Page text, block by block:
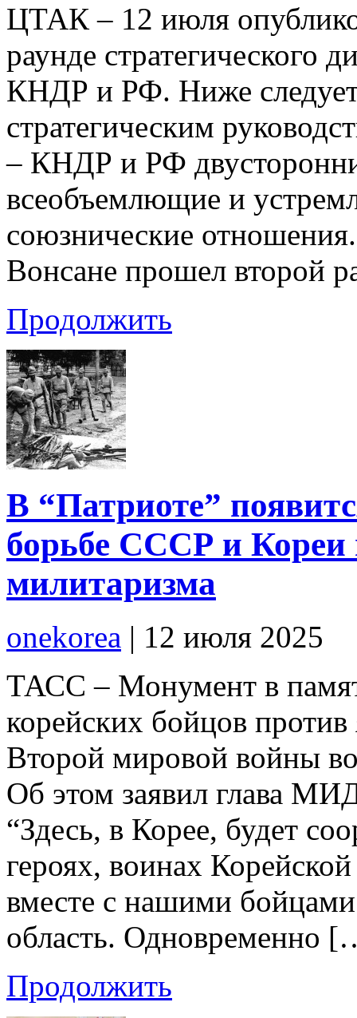
ЦТАК – 12 июля
раунде стратегического
КНДР и РФ. Ниже
стратегическим
– КНДР и РФ
всеобъемлющие и
союзнические
Вонсане прошел второй
Продолжить
В “Патриоте”
борьбе СССР и Кореи
милитаризма
onekorea | 12 июля 2025
ТАСС – Монумент в
корейских бойцов
Второй мировой войны
Об этом заявил глава
“Здесь, в Корее, будет
героях, воинах
вместе с нашими
область. Одновременно
Продолжить